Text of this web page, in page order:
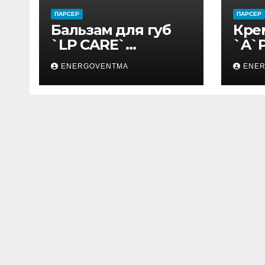
ПАРСЕР
Бальзам для губ
`LP CARE`
Виноград с
обвесом 10 мл
ENERGOVENTMA
ПАРСЕР
мл